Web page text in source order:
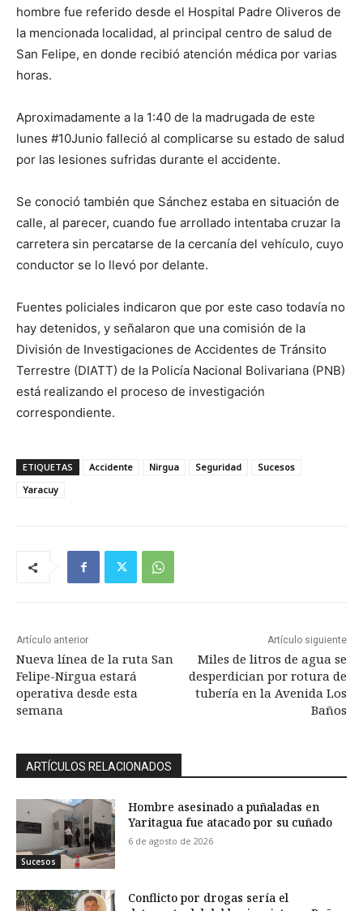
hombre fue referido desde el Hospital Padre Oliveros de
la mencionada localidad, al principal centro de salud de
San Felipe, en donde recibió atención médica por varias
horas.
Aproximadamente a la 1:40 de la madrugada de este
lunes #10Junio falleció al complicarse su estado de salud
por las lesiones sufridas durante el accidente.
Se conoció también que Sánchez estaba en situación de
calle, al parecer, cuando fue arrollado intentaba cruzar la
carretera sin percatarse de la cercanía del vehículo, cuyo
conductor se lo llevó por delante.
Fuentes policiales indicaron que por este caso todavía no
hay detenidos, y señalaron que una comisión de la
División de Investigaciones de Accidentes de Tránsito
Terrestre (DIATT) de la Policía Nacional Bolivariana (PNB)
está realizando el proceso de investigación
correspondiente.
ETIQUETAS Accidente Nirgua Seguridad
Sucesos
Yaracuy
Artículo anterior
Nueva línea de la ruta San
Felipe-Nirgua estará
operativa desde esta
semana
Artículo siguiente
Miles de litros de agua se
desperdician por rotura de
tubería en la Avenida Los
Baños
ARTÍCULOS RELACIONADOS
Sucesos
Hombre asesinado a puñaladas en
Yaritagua fue atacado por su cuñado
6 de agosto de 2026
Conflicto por drogas sería el